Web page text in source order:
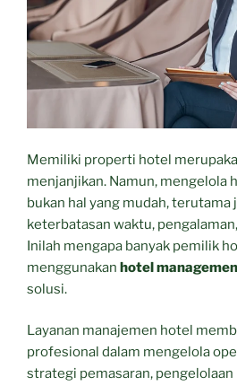
Memiliki properti hotel
menjanjikan. Namun, mengelola
bukan hal yang mudah, terutama
keterbatasan waktu,
Inilah mengapa banyak pemilik
menggunakan hotel
solusi.
Layanan manajemen hotel
profesional dalam mengelola
strategi pemasaran, pengelolaan